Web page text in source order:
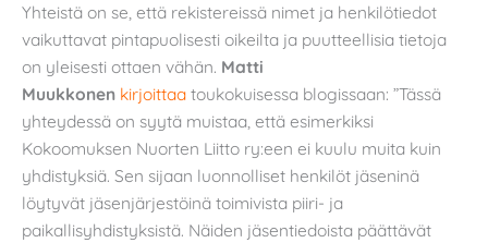
Yhteistä on se, että rekistereissä nimet ja henkilötiedot
vaikuttavat pintapuolisesti oikeilta ja puutteellisia tietoja
on yleisesti ottaen vähän. Matti
Muukkonen kirjoittaa toukokuisessa blogissaan: ”Tässä
yhteydessä on syytä muistaa, että esimerkiksi
Kokoomuksen Nuorten Liitto ry:een ei kuulu muita kuin
yhdistyksiä. Sen sijaan luonnolliset henkilöt jäseninä
löytyvät jäsenjärjestöinä toimivista piiri- ja
paikallisyhdistyksistä. Näiden jäsentiedoista päättävät